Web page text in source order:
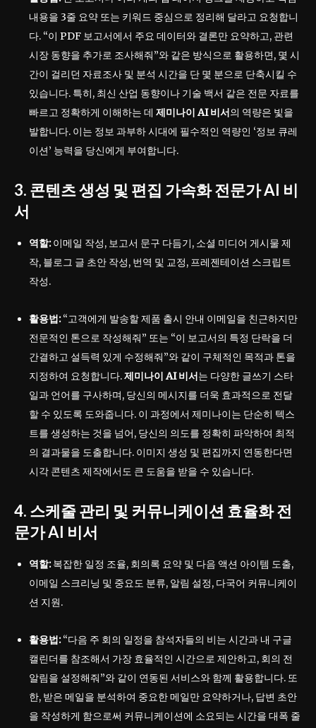
내용을 3줄 요약 또는 키워드 중심으로 정리해 달라고 요청합니
다. “이 PDF 보고서에서 주요 데이터와 결론만 요약하고, 관련
시장 동향을 추가로 조사해줘”와 같은 방식으로 활용하면, 몇 시
간이 걸리던 자료조사 및 분석 시간을 단 몇 분으로 단축시킬 수
있습니다. 특히, 최신 산업 동향이나 기술 백서 같은 전문 자료를
빠르고 정확하게 이해하는 데 제미나이 AI 비서의 역량은 빛을
발합니다. 이는 정보 과부하 시대에 필수적인 역량인 ‘정보 큐레
이션’ 능력을 당신에게 부여합니다.
3. 콘텐츠 생성 및 편집 가속화 전문가 AI 비
서
역할:이메일 작성, 보고서 문구 다듬기, 소셜 미디어 게시물 제
작, 블로그 글 초안 작성, 번역 및 교정, 프레젠테이션 스크립트
작성.
활용법:“고객에게 발송할 제품 출시 안내 이메일을 친근하지만
전문적인 톤으로 작성해줘” 또는 “이 보고서의 특정 단락을 더
간결하고 설득력 있게 수정해줘”와 같이 구체적인 목적과 톤을
지정하여 요청합니다.제미나이 AI 비서는 다양한 글쓰기 스타
일과 언어를 구사하며, 당신의 메시지를 더욱 효과적으로 전달
할 수 있도록 도와줍니다. 이 과정에서 제미나이는 단순히 텍스
트를 생성하는 것을 넘어, 당신의 의도를 정확히 파악하여 최적
의 결과물을 도출합니다. 이미지 생성 및 편집까지 연동한다면
시각 콘텐츠 제작에서도 큰 도움을 받을 수 있습니다.
4. 스케줄 관리 및 커뮤니케이션 효율화 전
문가 AI 비서
역할:복잡한 일정 조율, 회의록 요약 및 다음 액션 아이템 도출,
이메일 스크리닝 및 중요도 분류, 알림 설정, 다국어 커뮤니케이
션 지원.
활용법:“다음 주 회의 일정을 참석자들의 비는 시간과 내 구글
캘린더를 참조해서 가장 효율적인 시간으로 제안하고, 회의 전
알림을 설정해줘”와 같이 연동된 서비스와 함께 활용합니다. 또
한, 받은 메일을 분석하여 중요한 메일만 요약하거나, 답변 초안
을 작성하게 함으로써 커뮤니케이션에 소요되는 시간을 대폭 줄